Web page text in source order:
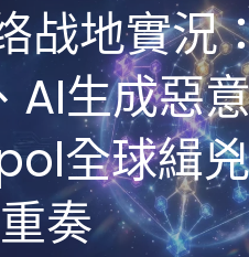
战地實況
生成惡
全球緝
重奏